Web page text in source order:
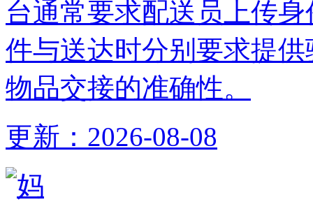
台通常要求配送员上传
件与送达时分别要求提
物品交接的准确性。
更新： 2026-08-08